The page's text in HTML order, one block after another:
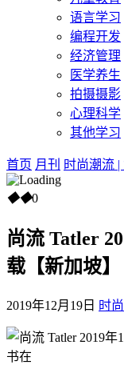
语言学习
编程开发
经济管理
医学养生
拍摄摄影
心理科学
其他学习
首页 月刊 时尚潮流 |
◆◆0
尚流 Tatler
载【新加坡】
2019年12月19日 时